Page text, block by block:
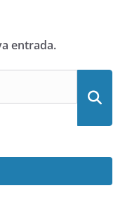
entrada.